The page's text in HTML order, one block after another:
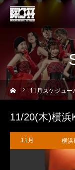
ム 11月スケジュー
11/20(木)横浜
11月 横浜